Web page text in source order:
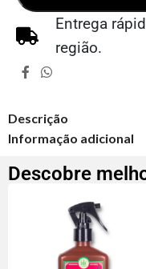
Entrega
região.
Descrição
Informação adicional
Descobre